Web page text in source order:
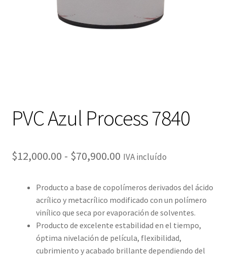
PVC Azul Process 7840
$12,000.00 - $70,900.00Rango
precios:
desde
$12,000.00
hasta
IVA incluído
Producto a base de copolímeros derivados del ácido
acrílico y metacrílico modificado con un polímero
vinílico que seca por evaporación de solventes.
Producto de excelente estabilidad en el tiempo,
óptima nivelación de película, flexibilidad,
cubrimiento y acabado brillante dependiendo del